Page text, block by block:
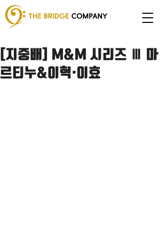
[지중배] M&M 시리즈 Ⅲ 마
르티누&이혁·이효